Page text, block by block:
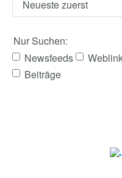
Nur Suchen:
Newsfeeds
Beiträge